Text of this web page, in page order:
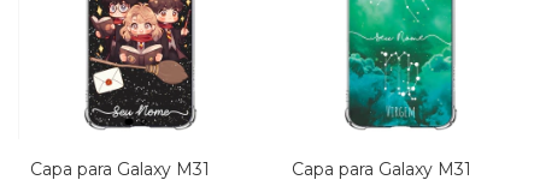
Capa para Galaxy M31
Capa para Galaxy M31